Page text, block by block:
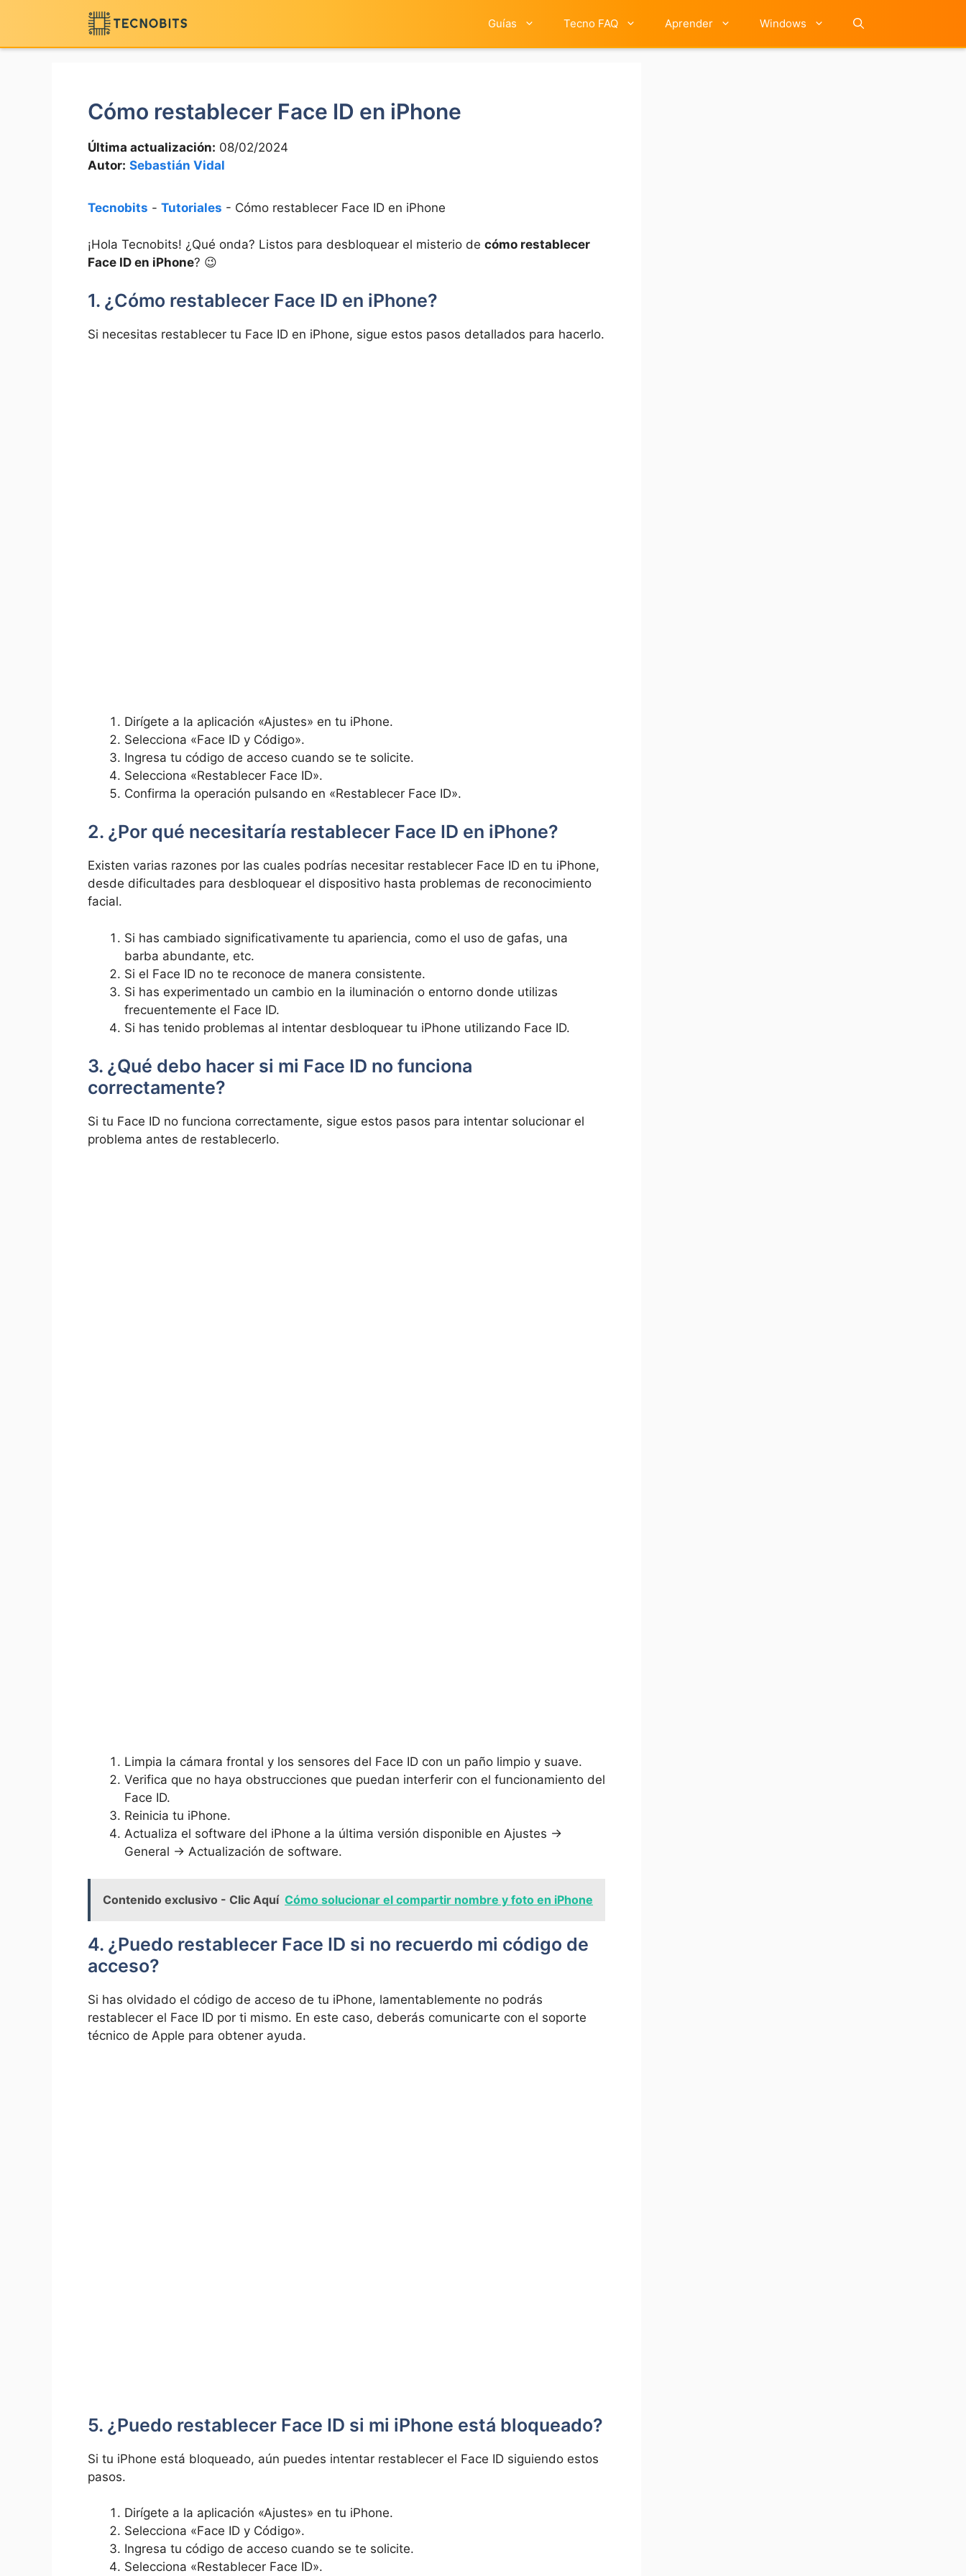
contenido
Guías Tecno FAQ Aprender Windows
Cómo restablecer Face ID en iPhone
Última actualización: 08/02/2024
Autor: Sebastián Vidal
Tecnobits - Tutoriales - Cómo restablecer Face ID en iPhone
¡Hola Tecnobits! ¿Qué onda? Listos⁢ para desbloquear el misterio ​de cómo restablecer⁣
Face ID en iPhone? 😉 ⁣
1. ​¿Cómo restablecer Face ID en iPhone?
Si necesitas restablecer tu Face ID en iPhone, sigue estos pasos detallados para hacerlo.
Dirígete ⁤a la aplicación «Ajustes» en tu iPhone.
Selecciona «Face⁣ ID y Código».
Ingresa tu código de acceso cuando ⁤se te solicite.
Selecciona​ «Restablecer ⁣Face ID».
Confirma la ⁣operación‍ pulsando en «Restablecer Face ID».
2.‍ ¿Por qué ⁢necesitaría restablecer⁣ Face‍ ID en iPhone?
Existen ⁤varias razones⁣ por las cuales​ podrías necesitar⁤ restablecer Face‌ ID en tu iPhone,
‌desde‌ dificultades para desbloquear el dispositivo ​hasta problemas de reconocimiento
facial.
Si ⁣has cambiado significativamente tu apariencia, como⁢ el uso de gafas, ‍una
barba ​abundante, etc.
Si el Face ID no te⁢ reconoce​ de ⁣manera​ consistente.
Si has ‍experimentado un cambio en la ⁤iluminación o entorno donde utilizas
frecuentemente el ⁢Face ID.
Si has⁣ tenido problemas al intentar desbloquear⁣ tu ‌iPhone ⁤utilizando Face ID.
3. ¿Qué ⁣debo ‍hacer si mi Face ID no funciona
⁤correctamente?
Si tu Face ID no funciona correctamente, sigue estos pasos para intentar solucionar el‌
problema antes de restablecerlo.
Limpia la cámara⁢ frontal y ⁤los sensores del Face⁢ ID‌ con un paño limpio y suave.
Verifica que no haya obstrucciones que puedan interferir con el funcionamiento del
Face ⁣ID.
Reinicia‌ tu iPhone.
Actualiza ⁤el software del iPhone a la⁤ última‍ versión ⁤disponible en ‍Ajustes →⁣
General → ‌Actualización ‍de software.
Contenido exclusivo - Clic Aquí Cómo solucionar el compartir nombre y foto en iPhone
4. ¿Puedo restablecer Face ID si no recuerdo mi⁣ código de
acceso?
Si has olvidado el⁢ código de⁤ acceso‍ de ‍tu iPhone, lamentablemente no​ podrás
restablecer el Face ID por ⁣ti mismo.⁣ En este caso, deberás comunicarte con el soporte
técnico de​ Apple para obtener ayuda.
5. ⁢¿Puedo restablecer Face ID si mi iPhone está bloqueado?
Si tu iPhone está bloqueado, aún puedes intentar restablecer el Face ID siguiendo estos
pasos.
Dirígete a la aplicación⁢ «Ajustes» en tu iPhone.
Selecciona⁢ «Face ID y Código».
Ingresa tu código de acceso cuando se te solicite.
Selecciona «Restablecer Face ID».